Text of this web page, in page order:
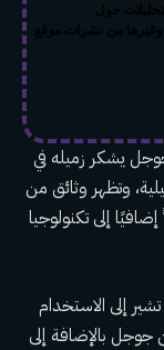
حول
وغيرها من نشرات موقع
أحد موظفي جوجل يشكر زميله في
وتظهر وثائق من
إضافيًا إلى تكنولوجيا
هناك وثائق حديثة تعود إلى نوفمبر 2024، تشير إلى الاستخدام
جوجل بالإضافة إلى